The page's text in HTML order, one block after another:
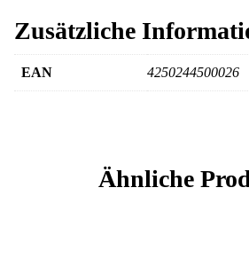
Zusätzliche
EAN 4250244500026
Ähnliche